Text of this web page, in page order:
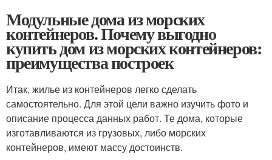
Модульные дома из морских
контейнеров. Почему выгодно
купить дом из морских контейнеров:
преимущества построек
Итак, жилье из контейнеров легко сделать
самостоятельно. Для этой цели важно изучить фото и
описание процесса данных работ. Те дома, которые
изготавливаются из грузовых, либо морских
контейнеров, имеют массу достоинств.